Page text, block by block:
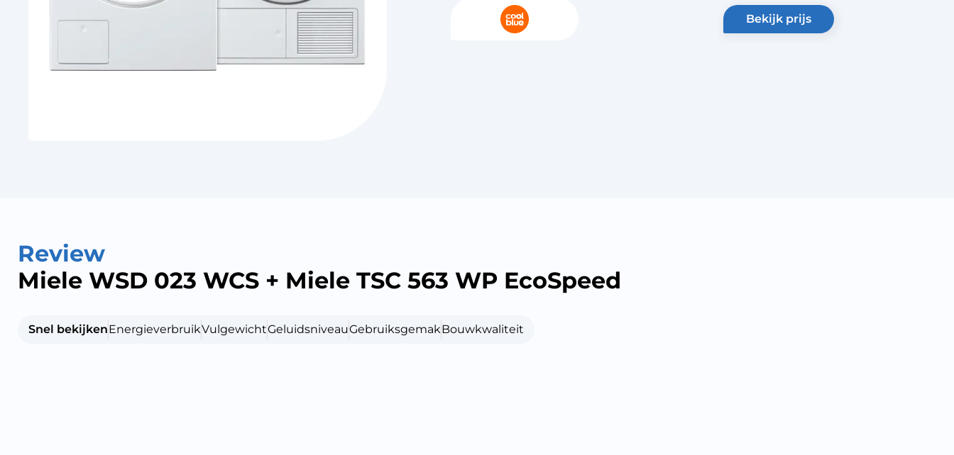
bekijk prijs
Review
Miele WSD 023 WCS + Miele TSC 563 WP EcoSpeed
Snel bekijkenEnergieverbruikVulgewichtGeluidsniveauGebruiksgemakBouwkwaliteit